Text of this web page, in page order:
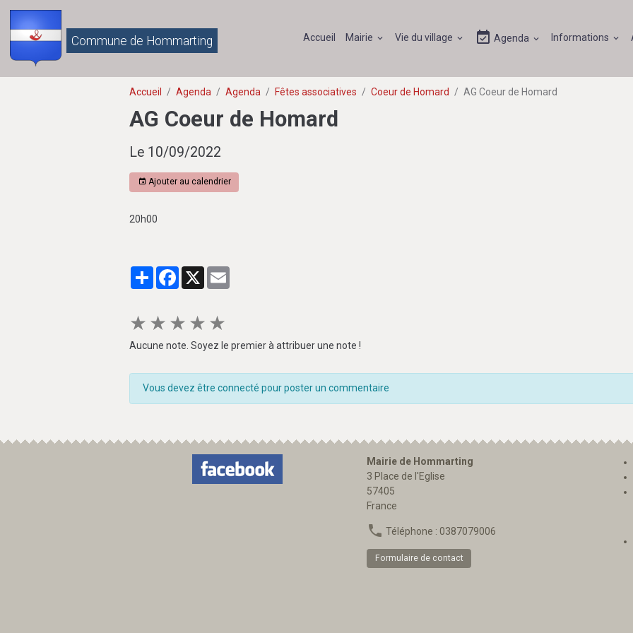
Commune de Hommarting Accueil Mairie Vie du village Agenda Informations
Accueil Agenda Agenda Fêtes associatives Coeur de Homard AG Coeur de Homard
AG Coeur de Homard
Le 10/09/2022
Ajouter au calendrier
20h00
PartagerFacebook
X
★ ★ ★ ★ ★
Aucune note. Soyez le premier à attribuer une note !
Vous devez être connecté pour poster un commentaire
Mairie de Hommarting
3 Place de l'Eglise
57405
France
Téléphone : 0387079006
Formulaire de contact